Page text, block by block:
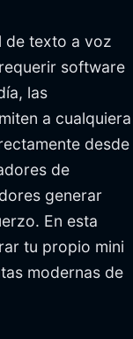
de texto a voz
software
las
a cualquiera
desde
de
generar
En esta
tu propio mini
modernas de